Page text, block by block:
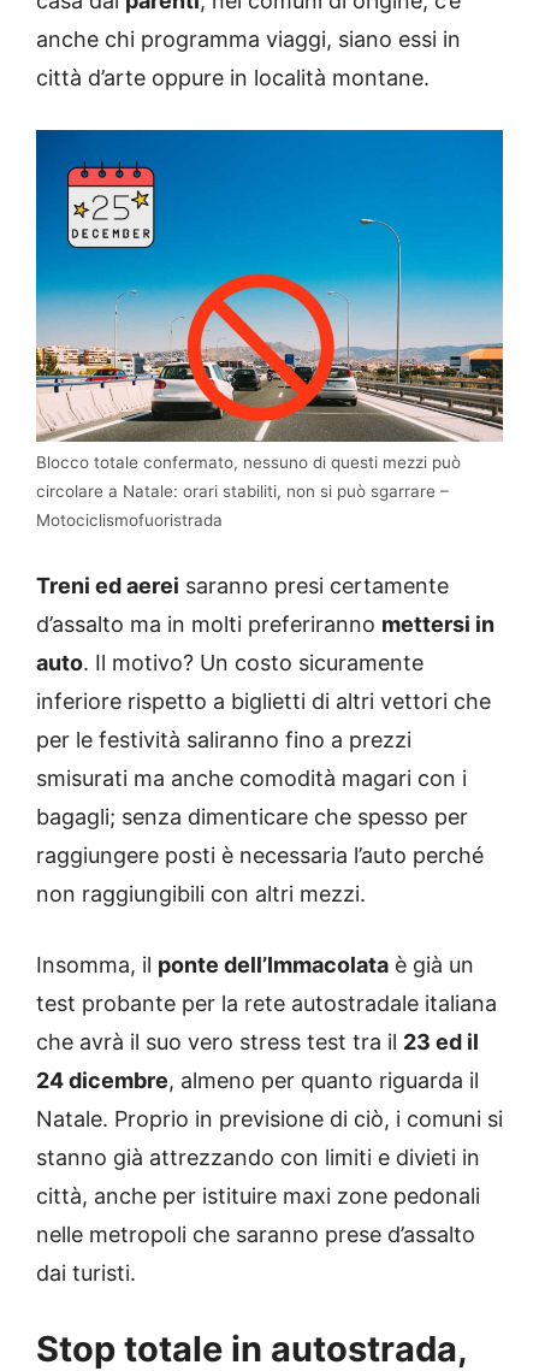
anche chi programma viaggi, siano essi in
città d’arte oppure in località montane.
Blocco totale confermato, nessuno di questi mezzi può
circolare a Natale: orari stabiliti, non si può sgarrare –
Motociclismofuoristrada
Treni ed aerei saranno presi certamente
d’assalto ma in molti preferiranno mettersi in
auto. Il motivo? Un costo sicuramente
inferiore rispetto a biglietti di altri vettori che
per le festività saliranno fino a prezzi
smisurati ma anche comodità magari con i
bagagli; senza dimenticare che spesso per
raggiungere posti è necessaria l’auto perché
non raggiungibili con altri mezzi.
Insomma, il ponte dell’Immacolata è già un
test probante per la rete autostradale italiana
che avrà il suo vero stress test tra il 23 ed il
24 dicembre, almeno per quanto riguarda il
Natale. Proprio in previsione di ciò, i comuni si
stanno già attrezzando con limiti e divieti in
città, anche per istituire maxi zone pedonali
nelle metropoli che saranno prese d’assalto
dai turisti.
Stop totale in autostrada,